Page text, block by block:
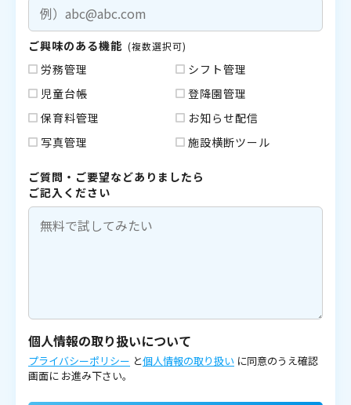
ご興味のある機能 (複数選択可)
労務管理
シフト管理
児童台帳
登降園管理
保育料管理
お知らせ配信
写真管理
施設横断ツール
ご質問・ご要望などありましたら
ご記入ください
個人情報の取り扱いについて
プライバシーポリシー と個人情報の取り扱い に同意のうえ確認
画面に お進み下さい。